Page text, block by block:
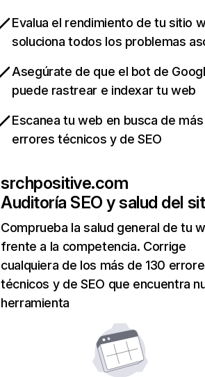
Evalua el rendimiento de tu sitio
soluciona todos los problemas
Asegúrate de que el bot de
puede rastrear e indexar tu web
Escanea tu web en busca de
errores técnicos y de SEO
srchpositive.com
Auditoría SEO y salud del
Comprueba la salud general de tu
frente a la competencia. Corrige
cualquiera de los más de 130
técnicos y de SEO que encuentra
herramienta